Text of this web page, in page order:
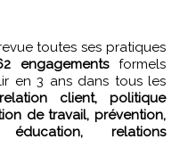
engagementsformels
en 3 ans dans tous les
client, politique
de travail, prévention,
éducation, relations